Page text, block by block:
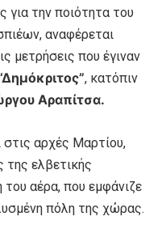
για την ποιότητα του
αναφέρεται
μετρήσεις που έγιναν
, κατόπιν
Αραπίτσα.
αρχές Μαρτίου,
της ελβετικής
του αέρα, που εμφάνιζε
πόλη της χώρας.